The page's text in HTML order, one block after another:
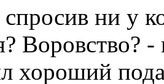
ни у
Воровство?
хороший